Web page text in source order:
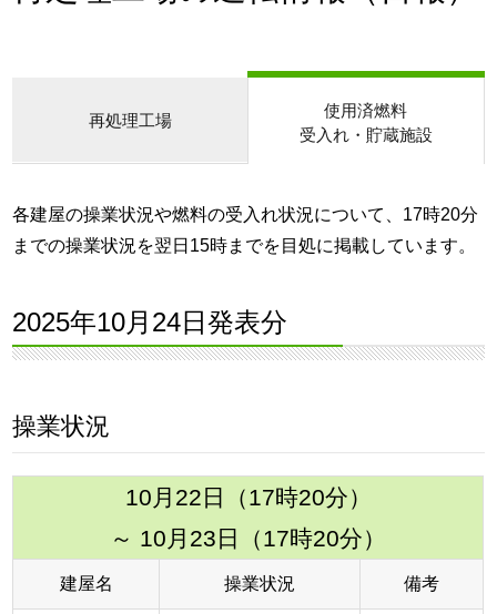
再処理工場
使用済燃料
受入れ・貯蔵施設
各建屋の操業状況や燃料の受入れ状況について、17時20分
までの操業状況を翌日15時までを目処に掲載しています。
2025年10月24日発表分
操業状況
10月22日（17時20分）
～ 10月23日（17時20分）
建屋名 操業状況 備考